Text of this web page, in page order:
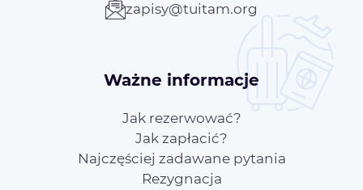
zapisy@tuitam.org
Ważne informacje
Jak rezerwować?
Jak zapłacić?
Najczęściej zadawane pytania
Rezygnacja